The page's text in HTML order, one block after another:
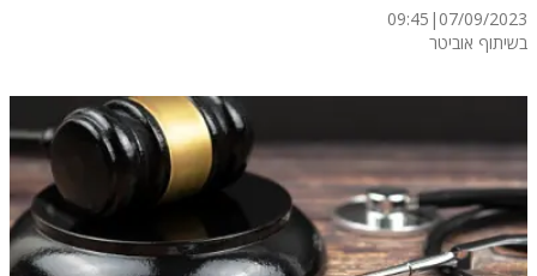
07/09/2023
|
09:45
בשיתוף אוביטר